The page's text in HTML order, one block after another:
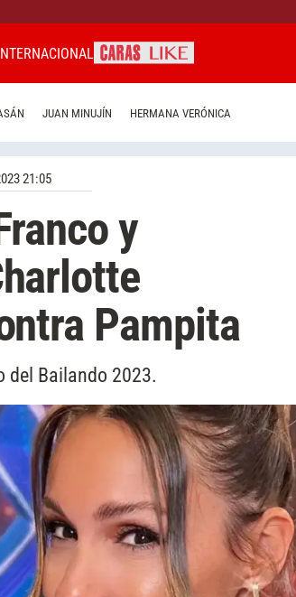
JUAN MINUJÍN HERMANA VERÓNICA
21:05
y
Pampita
del Bailando 2023.